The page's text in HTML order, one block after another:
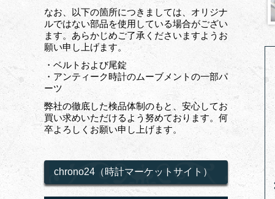
なお、以下の箇所につきましては、オリジナ
ルではない部品を使用している場合がござい
ます。あらかじめご了承くださいますようお
願い申し上げます。
・ベルトおよび尾錠
・アンティーク時計のムーブメントの一部パ
ーツ
弊社の徹底した検品体制のもと、安心してお
買い求めいただけるよう努めております。何
卒よろしくお願い申し上げます。
chrono24（時計マーケットサイト）